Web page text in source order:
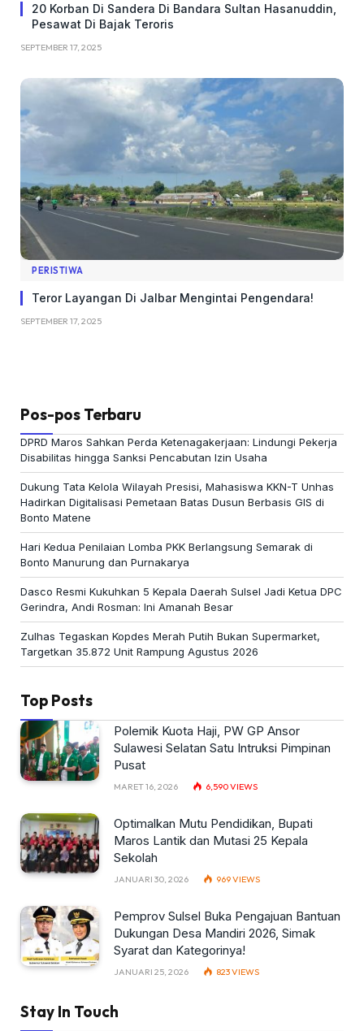
20 Korban Di Sandera Di Bandara Sultan Hasanuddin,
Pesawat Di Bajak Teroris
SEPTEMBER 17, 2025
PERISTIWA
Teror Layangan Di Jalbar Mengintai Pengendara!
SEPTEMBER 17, 2025
Pos-pos Terbaru
DPRD Maros Sahkan Perda Ketenagakerjaan: Lindungi Pekerja
Disabilitas hingga Sanksi Pencabutan Izin Usaha
Dukung Tata Kelola Wilayah Presisi, Mahasiswa KKN-T Unhas
Hadirkan Digitalisasi Pemetaan Batas Dusun Berbasis GIS di
Bonto Matene
Hari Kedua Penilaian Lomba PKK Berlangsung Semarak di
Bonto Manurung dan Purnakarya
Dasco Resmi Kukuhkan 5 Kepala Daerah Sulsel Jadi Ketua DPC
Gerindra, Andi Rosman: Ini Amanah Besar
Zulhas Tegaskan Kopdes Merah Putih Bukan Supermarket,
Targetkan 35.872 Unit Rampung Agustus 2026
Top Posts
Polemik Kuota Haji, PW GP Ansor
Sulawesi Selatan Satu Intruksi Pimpinan
Pusat
MARET 16, 2026 6,590VIEWS
Optimalkan Mutu Pendidikan, Bupati
Maros Lantik dan Mutasi 25 Kepala
Sekolah
JANUARI 30, 2026 969VIEWS
Pemprov Sulsel Buka Pengajuan Bantuan
Dukungan Desa Mandiri 2026, Simak
Syarat dan Kategorinya!
JANUARI 25, 2026 823VIEWS
Stay In Touch